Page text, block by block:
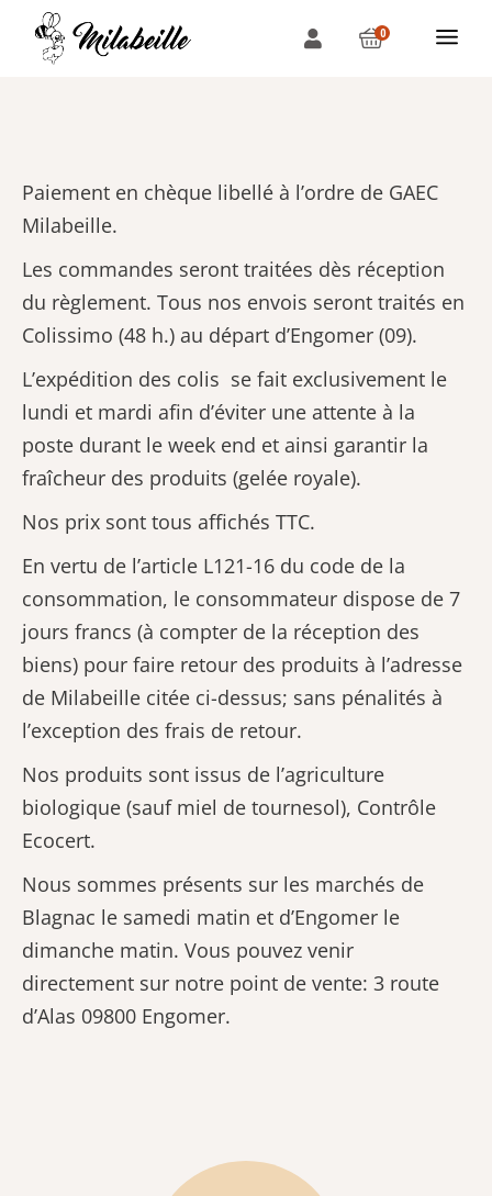
0
Paiement en chèque libellé à l’ordre de GAEC
Milabeille.
Les commandes seront traitées dès réception
du règlement. Tous nos envois seront traités en
Colissimo (48 h.) au départ d’Engomer (09).
L’expédition des colis se fait exclusivement le
lundi et mardi afin d’éviter une attente à la
poste durant le week end et ainsi garantir la
fraîcheur des produits (gelée royale).
Nos prix sont tous affichés TTC.
En vertu de l’article L121-16 du code de la
consommation, le consommateur dispose de 7
jours francs (à compter de la réception des
biens) pour faire retour des produits à l’adresse
de Milabeille citée ci-dessus; sans pénalités à
l’exception des frais de retour.
Nos produits sont issus de l’agriculture
biologique (sauf miel de tournesol), Contrôle
Ecocert.
Nous sommes présents sur les marchés de
Blagnac le samedi matin et d’Engomer le
dimanche matin. Vous pouvez venir
directement sur notre point de vente: 3 route
d’Alas 09800 Engomer.